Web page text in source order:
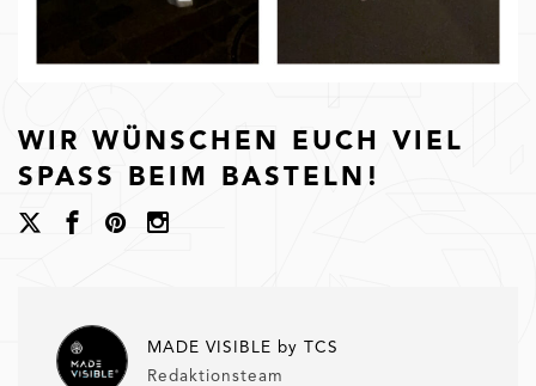
WIR WÜNSCHEN EUCH VIEL
SPASS BEIM BASTELN!
MADE VISIBLE by TCS
Redaktionsteam